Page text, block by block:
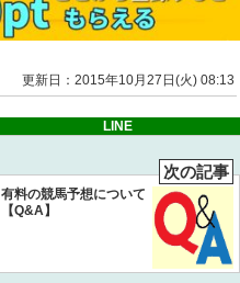
更新日：2015年10月27日(火) 08:13
LINE
次の記事
有料の競馬予想について
【Q&A】